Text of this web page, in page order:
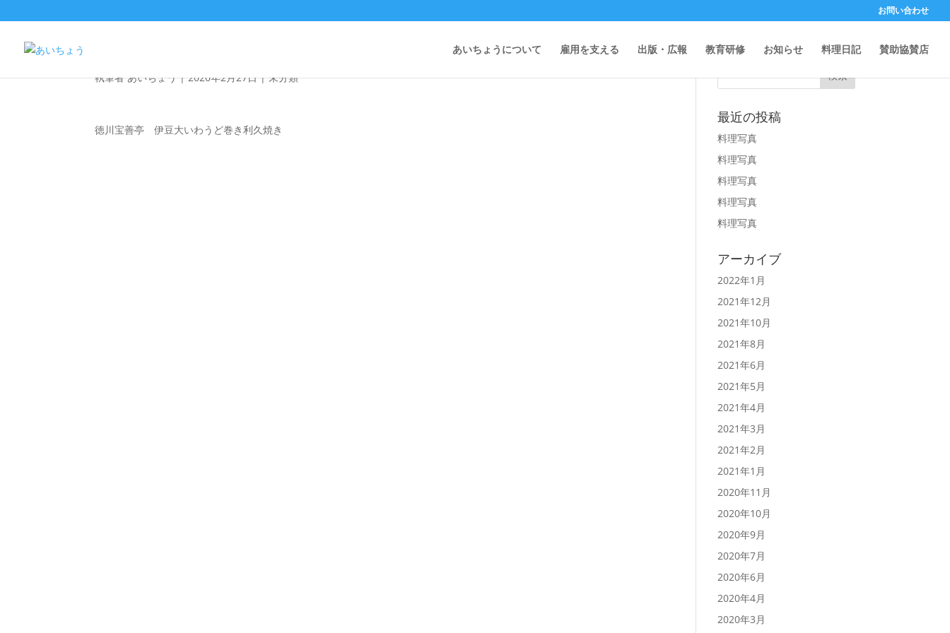
お問い合わせ
あいちょうについて 雇用を支える 出版・広報 教育研修 お知らせ 料理日記 賛助協賛店
執筆者あいちょう|2020年2月27日|未分類
徳川宝善亭 伊豆大いわうど巻き利久焼き
記事から検索
最近の投稿
料理写真
料理写真
料理写真
料理写真
料理写真
アーカイブ
2022年1月
2021年12月
2021年10月
2021年8月
2021年6月
2021年5月
2021年4月
2021年3月
2021年2月
2021年1月
2020年11月
2020年10月
2020年9月
2020年7月
2020年6月
2020年4月
2020年3月